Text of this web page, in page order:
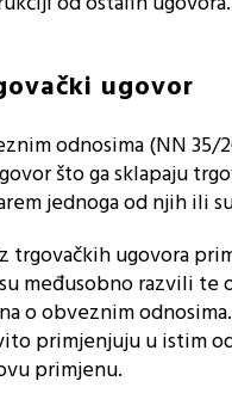
ugovor
odnosima (NN 35/
što ga sklapaju
jednoga od njih ili
trgovačkih ugovora
međusobno razvili
o obveznim
primjenjuju u istim
primjenu.